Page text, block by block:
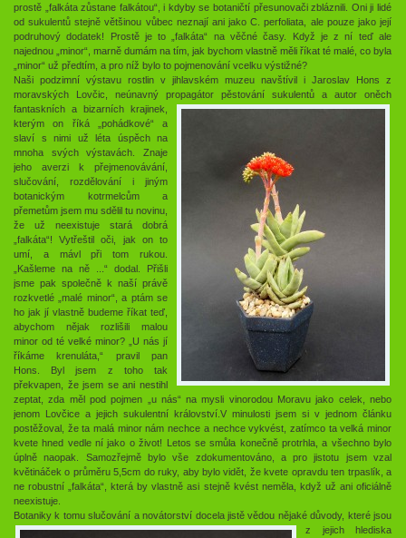
prostě „falkáta zůstane falkátou“, i kdyby se botaničtí přesunovači zbláznili. Oni ji lidé
od sukulentů stejně většinou vůbec neznají ani jako C. perfoliata, ale pouze jako její
podruhový dodatek! Prostě je to „falkáta“ na věčné časy. Když je z ní teď ale
najednou „minor“, marně dumám na tím, jak bychom vlastně měli říkat té malé, co byla
„minor“ už předtím, a pro níž bylo to pojmenování vcelku výstižné?
Naši podzimní výstavu rostlin v jihlavském muzeu navštívil i Jaroslav Hons z
moravských Lovčic, neúnavný propagátor pěstování sukulentů a autor oněch
fantaskních a bizarních krajinek,
kterým on říká „pohádkové“ a
slaví s nimi už léta úspěch na
mnoha svých výstavách. Znaje
jeho averzi k přejmenovávání,
slučování, rozdělování i jiným
botanickým kotrmelcům a
přemetům jsem mu sdělil tu novinu,
že už neexistuje stará dobrá
„falkáta“! Vytřeštil oči, jak on to
umí, a mávl při tom rukou.
„Kašleme na ně ...“ dodal. Přišli
jsme pak společně k naší právě
rozkvetlé „malé minor“, a ptám se
ho jak jí vlastně budeme říkat teď,
abychom nějak rozlišili malou
minor od té velké minor? „U nás jí
říkáme krenuláta,“ pravil pan
Hons. Byl jsem z toho tak
překvapen, že jsem se ani nestihl
zeptat, zda měl pod pojmen „u nás“ na mysli vinorodou Moravu jako celek, nebo
jenom Lovčice a jejich sukulentní království.V minulosti jsem si v jednom článku
postěžoval, že ta malá minor nám nechce a nechce vykvést, zatímco ta velká minor
kvete hned vedle ní jako o život! Letos se smůla konečně protrhla, a všechno bylo
úplně naopak. Samozřejmě bylo vše zdokumentováno, a pro jistotu jsem vzal
květináček o průměru 5,5cm do ruky, aby bylo vidět, že kvete opravdu ten trpaslík, a
ne robustní „falkáta“, která by vlastně asi stejně kvést neměla, když už ani oficiálně
neexistuje.
Botaniky k tomu slučování a novátorství docela jistě vědou nějaké důvody, které jsou
z jejich hlediska